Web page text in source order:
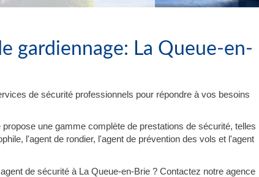
gardiennage: La Queue-en-
de sécurité professionnels pour répondre à vos besoins
une gamme complète de prestations de sécurité, telles
l'agent de rondier, l'agent de prévention des vols et l'agent
de sécurité à La Queue-en-Brie ? Contactez notre agence